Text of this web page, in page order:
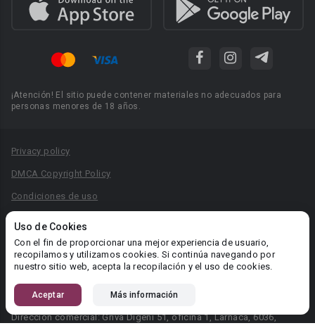
Uso de Cookies
Con el fin de proporcionar una mejor experiencia de usuario,
recopilamos y utilizamos cookies. Si continúa navegando por
nuestro sitio web, acepta la recopilación y el uso de cookies.
Aceptar Más información
¡Atención! El sitio puede contener materiales no adecuados para
personas menores de 18 años.
Privacy policy
DMCA Copyright Policy
Condiciones de uso
Reglas para la publicación de libros
Área RR.PP.: pr@booknet.com
© 2026 Booknet. Todos los derechos reservados.
Dirección comercial: Griva Digeni 51, oficina 1, Larnaca, 6036,